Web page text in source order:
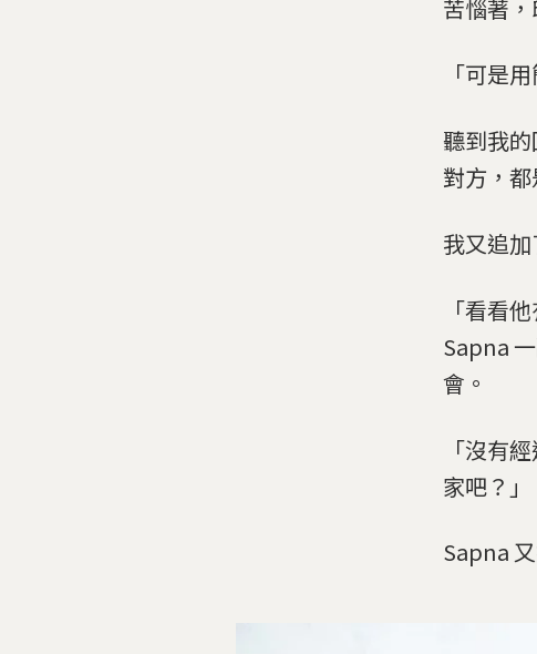
苦惱著
「可是
聽到我
對方，都
我又追
「看看
Sapna
會。
「沒有
家吧？」
Sapna